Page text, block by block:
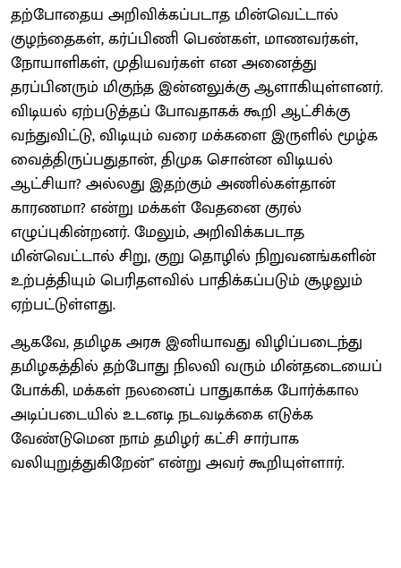
தற்போதைய அறிவிக்கப்படாத மின்வெட்டால்
குழந்தைகள், கர்ப்பிணி பெண்கள், மாணவர்கள்,
நோயாளிகள், முதியவர்கள் என அனைத்து
தரப்பினரும் மிகுந்த இன்னலுக்கு ஆளாகியுள்ளனர்.
விடியல் ஏற்படுத்தப் போவதாகக் கூறி ஆட்சிக்கு
வந்துவிட்டு, விடியும் வரை மக்களை இருளில் மூழ்க
வைத்திருப்பதுதான், திமுக சொன்ன விடியல்
ஆட்சியா? அல்லது இதற்கும் அணில்கள்தான்
காரணமா? என்று மக்கள் வேதனை குரல்
எழுப்புகின்றனர். மேலும், அறிவிக்கபடாத
மின்வெட்டால் சிறு, குறு தொழில் நிறுவனங்களின்
உற்பத்தியும் பெரிதளவில் பாதிக்கப்படும் சூழலும்
ஏற்பட்டுள்ளது.
ஆகவே, தமிழக அரசு இனியாவது விழிப்படைந்து
தமிழகத்தில் தற்போது நிலவி வரும் மின்தடையைப்
போக்கி, மக்கள் நலனைப் பாதுகாக்க போர்க்கால
அடிப்படையில் உடனடி நடவடிக்கை எடுக்க
வேண்டுமென நாம் தமிழர் கட்சி சார்பாக
வலியுறுத்துகிறேன்" என்று அவர் கூறியுள்ளார்.